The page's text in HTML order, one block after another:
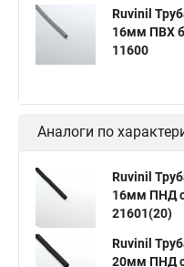
Ruvinil
16мм ПВХ
11600
Аналоги по
Ruvinil
16мм ПНД
21601(20)
Ruvinil
20мм ПНД с